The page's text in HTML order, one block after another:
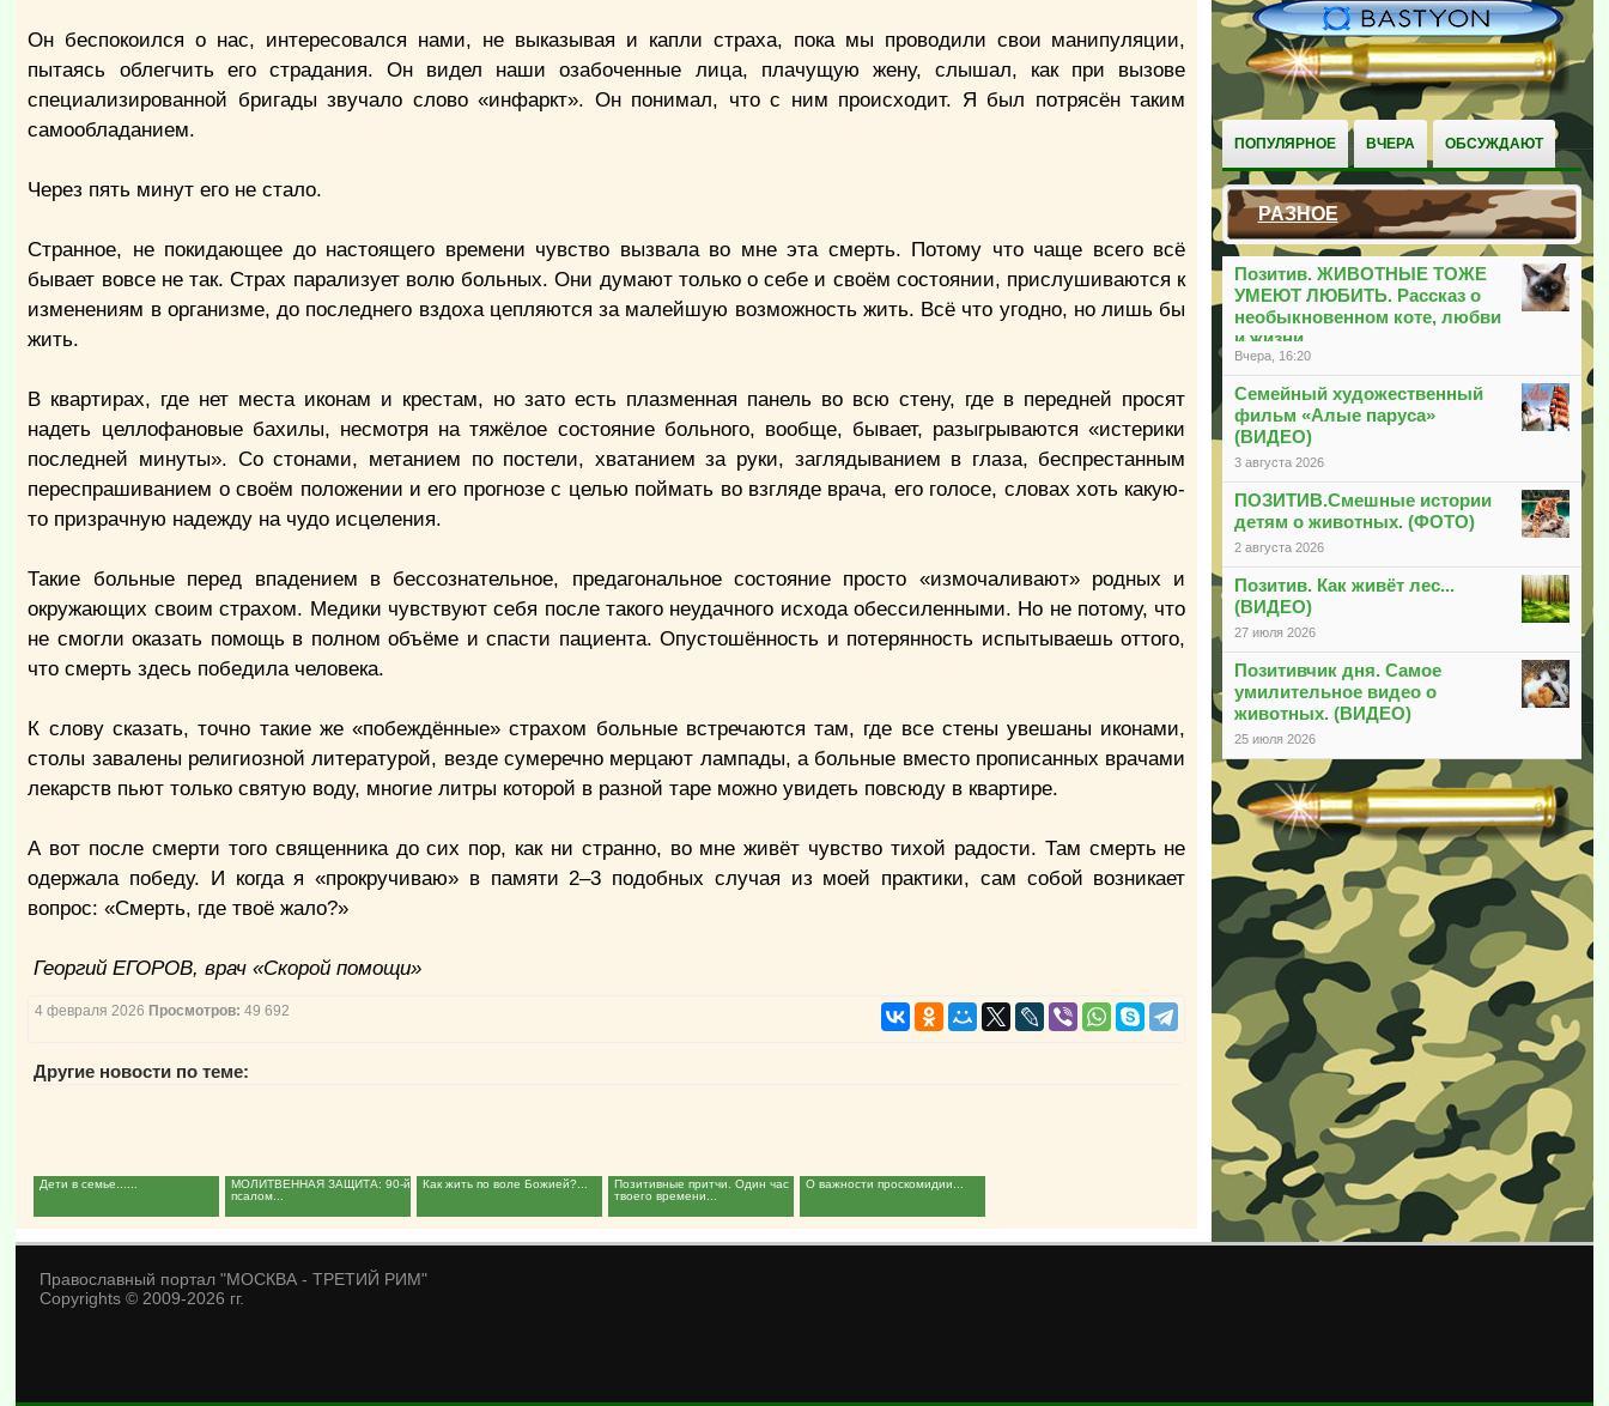
ПОПУЛЯРНОЕ ВЧЕРА ОБСУЖДАЮТ
РАЗНОЕ
Позитив. ЖИВОТНЫЕ ТОЖЕ
УМЕЮТ ЛЮБИТЬ. Рассказ о
необыкновенном коте, любви
и жизни
Вчера, 16:20
Семейный художественный
фильм «Алые паруса»
(ВИДЕО)
3 августа 2026
ПОЗИТИВ.Смешные истории
детям о животных. (ФОТО)
2 августа 2026
Позитив. Как живёт лес...
(ВИДЕО)
27 июля 2026
Позитивчик дня. Самое
умилительное видео о
животных. (ВИДЕО)
25 июля 2026
Он беспокоился о нас, интересовался нами, не выказывая и капли страха, пока мы проводили свои манипуляции,
пытаясь облегчить его страдания. Он видел наши озабоченные лица, плачущую жену, слышал, как при вызове
специализированной бригады звучало слово «инфаркт». Он понимал, что с ним происходит. Я был потрясён таким
самообладанием.
Через пять минут его не стало.
Странное, не покидающее до настоящего времени чувство вызвала во мне эта смерть. Потому что чаще всего всё
бывает вовсе не так. Страх парализует волю больных. Они думают только о себе и своём состоянии, прислушиваются к
изменениям в организме, до последнего вздоха цепляются за малейшую возможность жить. Всё что угодно, но лишь бы
жить.
В квартирах, где нет места иконам и крестам, но зато есть плазменная панель во всю стену, где в передней просят
надеть целлофановые бахилы, несмотря на тяжёлое состояние больного, вообще, бывает, разыгрываются «истерики
последней минуты». Со стонами, метанием по постели, хватанием за руки, заглядыванием в глаза, беспрестанным
переспрашиванием о своём положении и его прогнозе с целью поймать во взгляде врача, его голосе, словах хоть какую-
то призрачную надежду на чудо исцеления.
Такие больные перед впадением в бессознательное, предагональное состояние просто «измочаливают» родных и
окружающих своим страхом. Медики чувствуют себя после такого неудачного исхода обессиленными. Но не потому, что
не смогли оказать помощь в полном объёме и спасти пациента. Опустошённость и потерянность испытываешь оттого,
что смерть здесь победила человека.
К слову сказать, точно такие же «побеждённые» страхом больные встречаются там, где все стены увешаны иконами,
столы завалены религиозной литературой, везде сумеречно мерцают лампады, а больные вместо прописанных врачами
лекарств пьют только святую воду, многие литры которой в разной таре можно увидеть повсюду в квартире.
А вот после смерти того священника до сих пор, как ни странно, во мне живёт чувство тихой радости. Там смерть не
одержала победу. И когда я «прокручиваю» в памяти 2–3 подобных случая из моей практики, сам собой возникает
вопрос: «Смерть, где твоё жало?»
Георгий ЕГОРОВ, врач «Скорой помощи»
4 февраля 2026 Просмотров: 49 692
Другие новости по теме:
Дети в семье......
МОЛИТВЕННАЯ ЗАЩИТА: 90-й
псалом...
Как жить по воле Божией?...
Позитивные притчи. Один час
твоего времени...
О важности проскомидии...
Православный портал "МОСКВА - ТРЕТИЙ РИМ"
Copyrights © 2009-2026 гг.